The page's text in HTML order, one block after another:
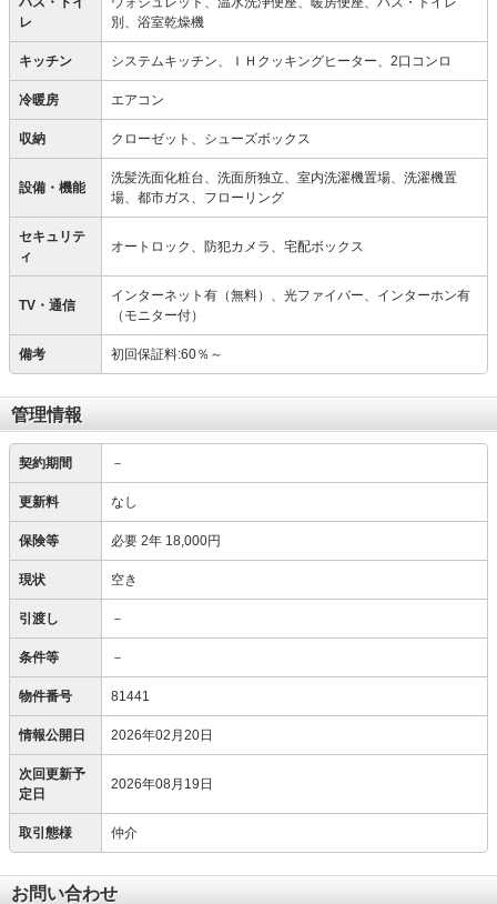
レ
別、浴室乾燥機
キッチン システムキッチン、ＩＨクッキングヒーター、2口コンロ
冷暖房 エアコン
収納 クローゼット、シューズボックス
設備・機能
洗髪洗面化粧台、洗面所独立、室内洗濯機置場、洗濯機置
場、都市ガス、フローリング
セキュリテ
ィ
オートロック、防犯カメラ、宅配ボックス
TV・通信
インターネット有（無料）、光ファイバー、インターホン有
（モニター付）
備考 初回保証料:60％～
管理情報
契約期間 －
更新料 なし
保険等 必要 2年 18,000円
現状 空き
引渡し －
条件等 －
物件番号 81441
情報公開日 2026年02月20日
次回更新予
定日
2026年08月19日
取引態様 仲介
お問い合わせ